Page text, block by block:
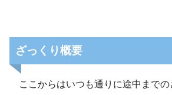
ざっくり概要
ここからはいつも通りに途中までの